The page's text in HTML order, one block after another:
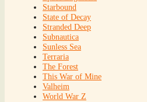
Starbound
State of Decay
Stranded Deep
Subnautica
Sunless Sea
Terraria
The Forest
This War of Mine
Valheim
World War Z